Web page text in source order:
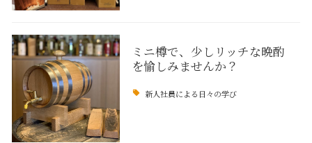
ミニ樽で、少しリッチな晩酌
を愉しみませんか？
新人社員による日々の学び